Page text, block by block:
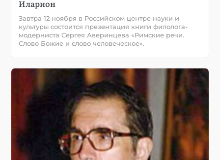
Иларион
Завтра 12 ноября в Российском центре науки и
культуры состоится презентация книги филолога-
модерниста Сергея Аверинцева «Римские речи.
Слово Божие и слово человеческое».